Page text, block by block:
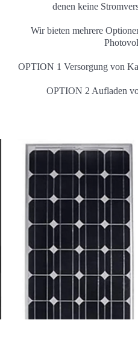
denen keine
Wir bieten mehrere
OPTION 1 Versorgung von
OPTION 2 Aufladen